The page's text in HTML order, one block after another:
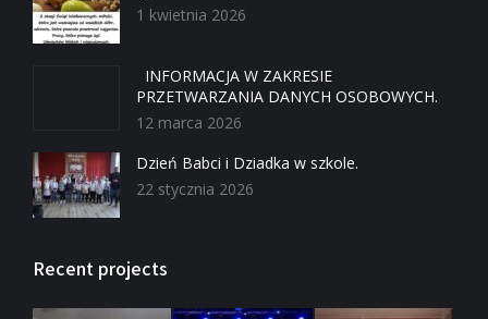
1 kwietnia 2026
INFORMACJA W ZAKRESIE
PRZETWARZANIA DANYCH OSOBOWYCH.
12 marca 2026
Dzień Babci i Dziadka w szkole.
22 stycznia 2026
Recent projects